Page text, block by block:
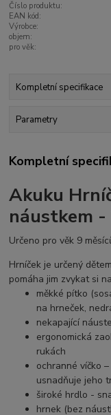
Číslo produktu:
EAN kód:
Výrobce:
objem:
pro věk:
Kompletní specifikace
Parametry
Kompletní
Akuku
náustkem
Určeno pro věk 9
Hrníček je určený
pomáha jim zvykat si
měkké pítko
na hrneček,
nekapající
ergonomická
rukách
ochranné víčko
usnadňuje jeho
široké hrdlo -
hrnek (bez